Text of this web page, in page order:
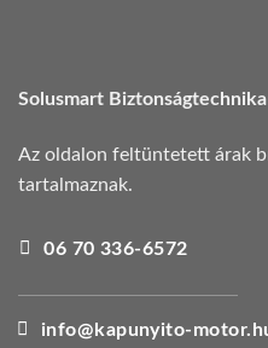
Solusmart
Az oldalon feltüntetett árak
tartalmaznak.
06 70 336-6572
info@kapunyito-